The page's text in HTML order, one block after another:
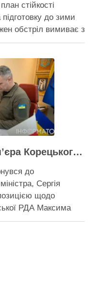
стійкості
до зими
обстріл вимиває з
Балістичний удар
от розселення
Кличко просить прем’єра Корецького внести президентові подання на звільнення володаря Троєщини Бахматова
до
Сергія
щодо
РДА Максима
прем'єрові
Старостенко
до